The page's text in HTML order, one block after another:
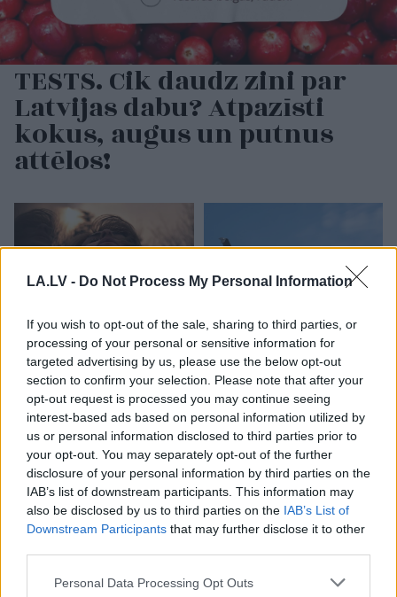
LA.LV - Do Not Process My Personal Information
If you wish to opt-out of the sale, sharing to third parties, or
processing of your personal or sensitive information for
targeted advertising by us, please use the below opt-out
section to confirm your selection. Please note that after your
opt-out request is processed you may continue seeing
interest-based ads based on personal information utilized by
us or personal information disclosed to third parties prior to
your opt-out. You may separately opt-out of the further
disclosure of your personal information by third parties on the
IAB’s list of downstream participants. This information may
also be disclosed by us to third parties on the IAB’s List of
Downstream Participants that may further disclose it to other
Please note that this website/app uses one or more Google
Personal Data Processing Opt Outs
TESTS. Cik daudz zini par
Latvijas dabu? Atpazīsti
kokus, augus un putnus
attēlos!
Astroloģeizceļ 3
zodiaka zīmes, kurām ir
nosliece uz emocionālu
kontroli pār citiem
cilvēkiem
Vācijā virs militārās
bāzes pamanīti
aizdomīgi droni